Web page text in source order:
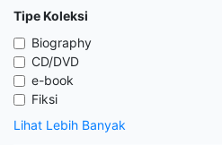
Tipe Koleksi
Biography
CD/DVD
e-book
Fiksi
Lihat Lebih Banyak